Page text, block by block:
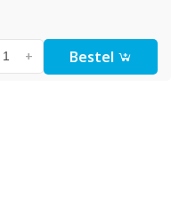
+ Bestel